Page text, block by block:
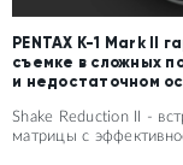
PENTAX K-1 Mark II
съемке в сложных
и недостаточном
Shake Reduction II -
матрицы с